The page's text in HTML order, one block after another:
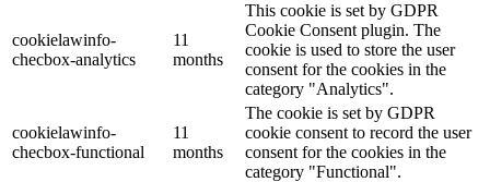
cookielawinfo-
checbox-analytics
11
months
This cookie is set by GDPR
Cookie Consent plugin. The
cookie is used to store the user
consent for the cookies in the
category "Analytics".
cookielawinfo-
checbox-functional
11
months
The cookie is set by GDPR
cookie consent to record the user
consent for the cookies in the
category "Functional".